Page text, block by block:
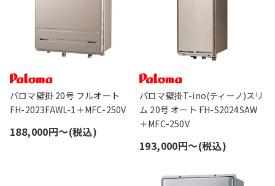
パロマ壁掛 20号 フルオート
FH-2023FAWL-1＋MFC-250V
188,000円〜(税込)
パロマ壁掛T-ino(ティーノ)スリ
ム 20号 オート FH-S2024SAW
＋MFC-250V
193,000円〜(税込)